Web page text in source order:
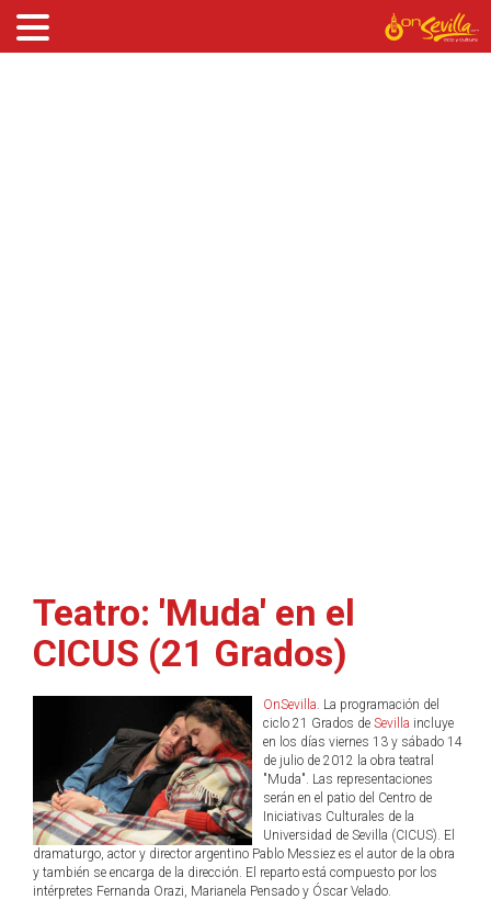
Teatro: 'Muda' en el
CICUS (21 Grados)
OnSevilla. La programación del
ciclo 21 Grados de Sevilla incluye
en los días viernes 13 y sábado 14
de julio de 2012 la obra teatral
"Muda". Las representaciones
serán en el patio del Centro de
Iniciativas Culturales de la
Universidad de Sevilla (CICUS). El
dramaturgo, actor y director argentino Pablo Messiez es el autor de la obra
y también se encarga de la dirección. El reparto está compuesto por los
intérpretes Fernanda Orazi, Marianela Pensado y Óscar Velado.